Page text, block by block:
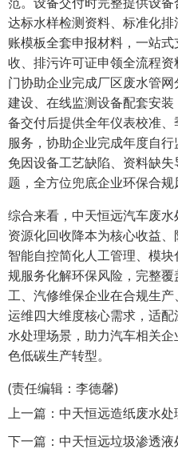
达标水样检测资料、标准化
账模板全套申报材料，一站
收、排污许可证申领全流程
门协助企业完成厂区废水管
建设、在线监测设备配套安
备交付后提供全年仪表校准
服务，协助企业完成年度自
免因设备工艺缺陷、资料缺
题，全方位兜底企业环保合规
综合来看，中天恒远汽车废水
资源化回收降本为核心收益、
智能自控简化人工管理、模
规服务化解环保风险，完整
工、汽修维保企业在合规生
运维四大维度核心需求，适
水处理场景，助力汽车相关
色低碳生产转型。
(责任编辑：李德馨)
上一篇： 中天恒远造纸废水
下一篇： 中天恒远垃圾渗透